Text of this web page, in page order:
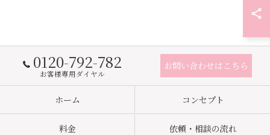
0120-792-782
お客様専用ダイヤル
お問い合わせはこちら
ホーム コンセプト
料金 依頼・相談の流れ